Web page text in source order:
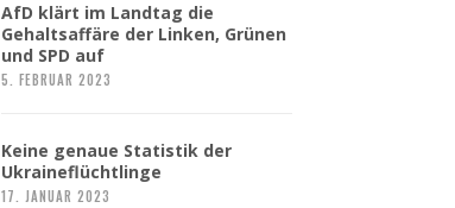
AfD klärt im Landtag die
Gehaltsaffäre der Linken, Grünen
und SPD auf
5. FEBRUAR 2023
Keine genaue Statistik der
Ukraineflüchtlinge
17. JANUAR 2023